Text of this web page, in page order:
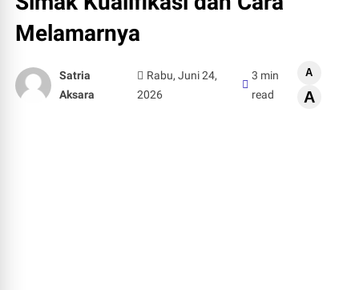
Melamarnya
Satria
Aksara
Rabu, Juni 24,
2026
3 min
read
A
A